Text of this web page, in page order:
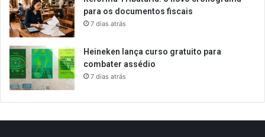
para os documentos fiscais
7 dias atrás
Heineken lança curso gratuito para
combater assédio
7 dias atrás